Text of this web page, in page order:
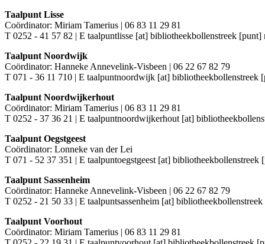
Taalpunt Lisse
Coördinator: Miriam Tamerius | 06 83 11 29 81
T 0252 - 41 57 82 | E taalpuntlisse [at] bibliotheekbollenstreek [punt]
Taalpunt Noordwijk
Coördinator: Hanneke Annevelink-Visbeen | 06 22 67 82 79
T 071 - 36 11 710 | E taalpuntnoordwijk [at] bibliotheekbollenstreek
Taalpunt Noordwijkerhout
Coördinator: Miriam Tamerius | 06 83 11 29 81
T 0252 - 37 36 21 | E taalpuntnoordwijkerhout [at]
Taalpunt Oegstgeest
Coördinator: Lonneke van der Lei
T 071 - 52 37 351 | E taalpuntoegstgeest [at] bibliotheekbollenstreek
Taalpunt Sassenheim
Coördinator: Hanneke Annevelink-Visbeen | 06 22 67 82 79
T 0252 - 21 50 33 | E taalpuntsassenheim [at]
Taalpunt Voorhout
Coördinator: Miriam Tamerius | 06 83 11 29 81